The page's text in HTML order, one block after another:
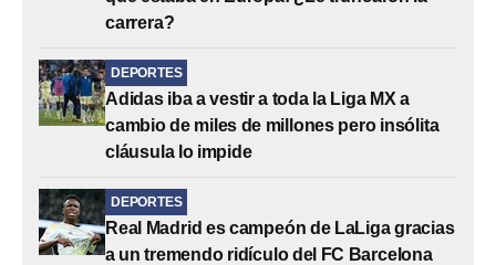
carrera?
DEPORTES
Adidas iba a vestir a toda la Liga MX a
cambio de miles de millones pero insólita
cláusula lo impide
DEPORTES
Real Madrid es campeón de LaLiga gracias
a un tremendo ridículo del FC Barcelona